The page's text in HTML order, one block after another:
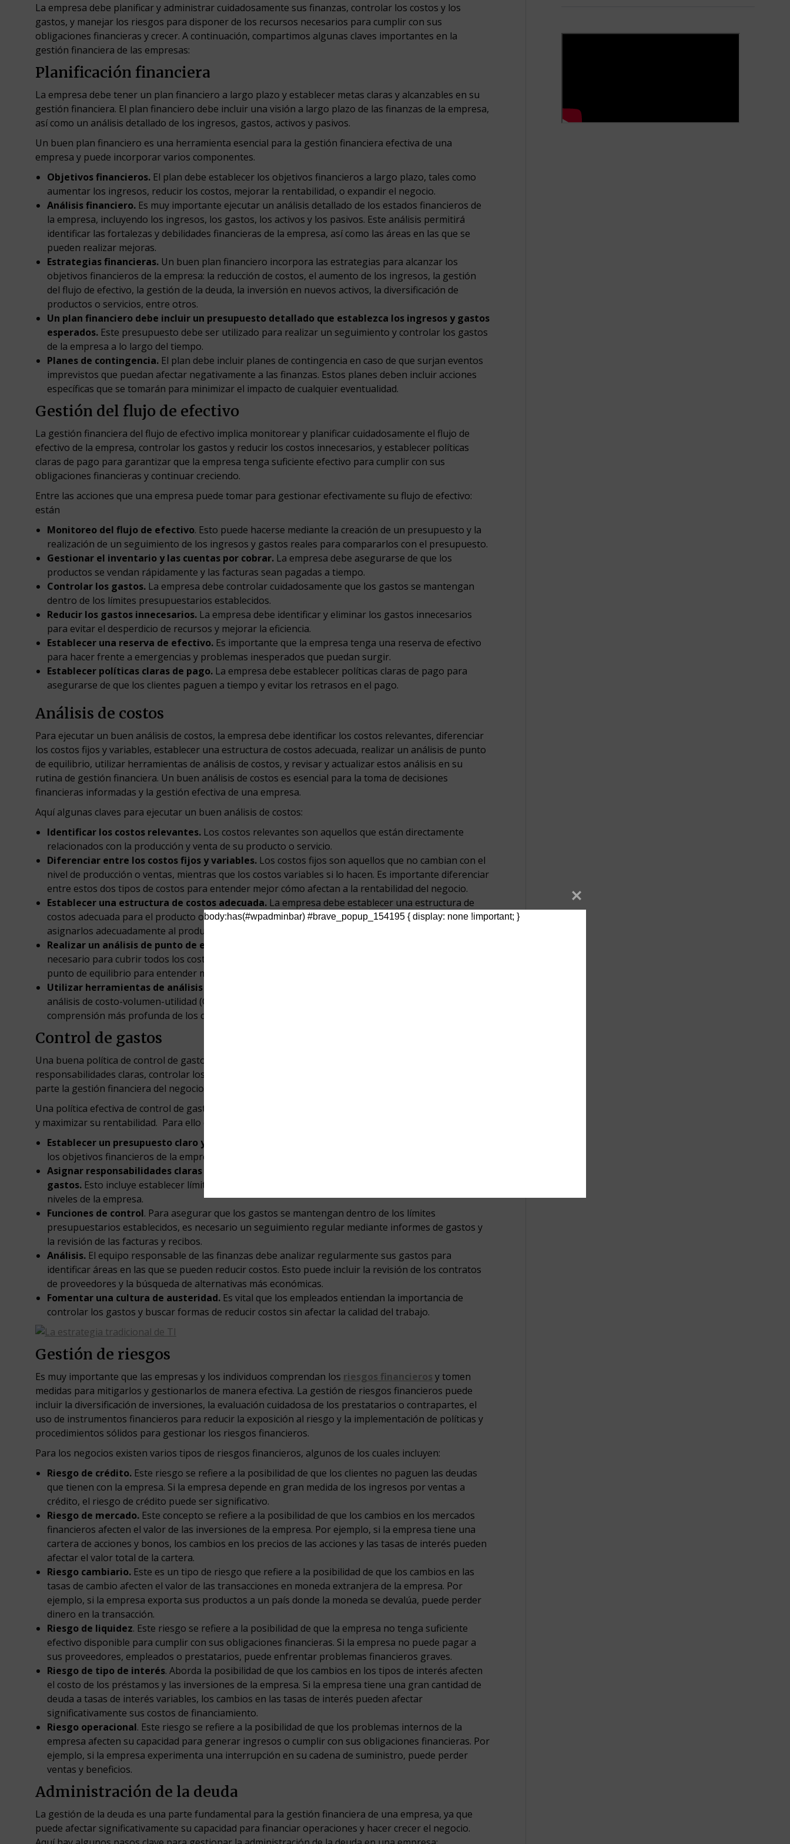
La empresa debe planificar y administrar cuidadosamente sus finanzas, controlar los costos y los
gastos, y manejar los riesgos para disponer de los recursos necesarios para cumplir con sus
obligaciones financieras y crecer. A continuación, compartimos algunas claves importantes en la
gestión financiera de las empresas:
Planificación financiera
La empresa debe tener un plan financiero a largo plazo y establecer metas claras y alcanzables en su
gestión financiera. El plan financiero debe incluir una visión a largo plazo de las finanzas de la empresa,
así como un análisis detallado de los ingresos, gastos, activos y pasivos.
Un buen plan financiero es una herramienta esencial para la gestión financiera efectiva de una
empresa y puede incorporar varios componentes.
Objetivos financieros. El plan debe establecer los objetivos financieros a largo plazo, tales como
aumentar los ingresos, reducir los costos, mejorar la rentabilidad, o expandir el negocio.
Análisis financiero. Es muy importante ejecutar un análisis detallado de los estados financieros de
la empresa, incluyendo los ingresos, los gastos, los activos y los pasivos. Este análisis permitirá
identificar las fortalezas y debilidades financieras de la empresa, así como las áreas en las que se
pueden realizar mejoras.
Estrategias financieras. Un buen plan financiero incorpora las estrategias para alcanzar los
objetivos financieros de la empresa: la reducción de costos, el aumento de los ingresos, la gestión
del flujo de efectivo, la gestión de la deuda, la inversión en nuevos activos, la diversificación de
productos o servicios, entre otros.
Un plan financiero debe incluir un presupuesto detallado que establezca los ingresos y gastos
esperados. Este presupuesto debe ser utilizado para realizar un seguimiento y controlar los gastos
de la empresa a lo largo del tiempo.
Planes de contingencia. El plan debe incluir planes de contingencia en caso de que surjan eventos
imprevistos que puedan afectar negativamente a las finanzas. Estos planes deben incluir acciones
específicas que se tomarán para minimizar el impacto de cualquier eventualidad.
Gestión del flujo de efectivo
La gestión financiera del flujo de efectivo implica monitorear y planificar cuidadosamente el flujo de
efectivo de la empresa, controlar los gastos y reducir los costos innecesarios, y establecer políticas
claras de pago para garantizar que la empresa tenga suficiente efectivo para cumplir con sus
obligaciones financieras y continuar creciendo.
Entre las acciones que una empresa puede tomar para gestionar efectivamente su flujo de efectivo:
están
Monitoreo del flujo de efectivo. Esto puede hacerse mediante la creación de un presupuesto y la
realización de un seguimiento de los ingresos y gastos reales para compararlos con el presupuesto.
Gestionar el inventario y las cuentas por cobrar. La empresa debe asegurarse de que los
productos se vendan rápidamente y las facturas sean pagadas a tiempo.
Controlar los gastos. La empresa debe controlar cuidadosamente que los gastos se mantengan
dentro de los límites presupuestarios establecidos.
Reducir los gastos innecesarios. La empresa debe identificar y eliminar los gastos innecesarios
para evitar el desperdicio de recursos y mejorar la eficiencia.
Establecer una reserva de efectivo. Es importante que la empresa tenga una reserva de efectivo
para hacer frente a emergencias y problemas inesperados que puedan surgir.
Establecer políticas claras de pago. La empresa debe establecer políticas claras de pago para
asegurarse de que los clientes paguen a tiempo y evitar los retrasos en el pago.
Análisis de costos
Para ejecutar un buen análisis de costos, la empresa debe identificar los costos relevantes, diferenciar
los costos fijos y variables, establecer una estructura de costos adecuada, realizar un análisis de punto
de equilibrio, utilizar herramientas de análisis de costos, y revisar y actualizar estos análisis en su
rutina de gestión financiera. Un buen análisis de costos es esencial para la toma de decisiones
financieras informadas y la gestión efectiva de una empresa.
Aquí algunas claves para ejecutar un buen análisis de costos:
Identificar los costos relevantes. Los costos relevantes son aquellos que están directamente
relacionados con la producción y venta de su producto o servicio.
Diferenciar entre los costos fijos y variables. Los costos fijos son aquellos que no cambian con el
nivel de producción o ventas, mientras que los costos variables si lo hacen. Es importante diferenciar
entre estos dos tipos de costos para entender mejor cómo afectan a la rentabilidad del negocio.
Establecer una estructura de costos adecuada. La empresa debe establecer una estructura de
costos adecuada para el producto o servicio. Esto implica identificar todos los costos relevantes y
asignarlos adecuadamente al producto o servicio.
Realizar un análisis de punto de equilibrio.
necesario para cubrir todos los costos y comenzar a generar ganancias. Es importante identificar el
punto de equilibrio para entender mejor la rentabilidad del producto o servicio.
Utilizar herramientas de análisis de costos
análisis de costo-volumen-utilidad (CVU), el análisis marginal, entre otros, para obtener una
comprensión más profunda de los costos y la rentabilidad del producto o servicio.
Control de gastos
Una buena política de control de gastos implica establecer un presupuesto realista, asignar
responsabilidades claras, controlar los gastos, analizarlos, fomentar una cultura de austeridad como
parte la gestión financiera del negocio.
Una política efectiva de control de gastos ayuda a la empresa a mantenerse financieramente saludable
y maximizar su rentabilidad. Para ello es muy relevante:
Establecer un presupuesto claro y realista.
los objetivos financieros de la empresa.
Asignar responsabilidades claras y definidas a los miembros del equipo para gestionar los
gastos. Esto incluye establecer límites de gastos y autoridad para ejecutarlos en los diferentes
niveles de la empresa.
Funciones de control. Para asegurar que los gastos se mantengan dentro de los límites
presupuestarios establecidos, es necesario un seguimiento regular mediante informes de gastos y
la revisión de las facturas y recibos.
Análisis. El equipo responsable de las finanzas debe analizar regularmente sus gastos para
identificar áreas en las que se pueden reducir costos. Esto puede incluir la revisión de los contratos
de proveedores y la búsqueda de alternativas más económicas.
Fomentar una cultura de austeridad. Es vital que los empleados entiendan la importancia de
controlar los gastos y buscar formas de reducir costos sin afectar la calidad del trabajo.
Gestión de riesgos
Es muy importante que las empresas y los individuos comprendan los riesgos financieros y tomen
medidas para mitigarlos y gestionarlos de manera efectiva. La gestión de riesgos financieros puede
incluir la diversificación de inversiones, la evaluación cuidadosa de los prestatarios o contrapartes, el
uso de instrumentos financieros para reducir la exposición al riesgo y la implementación de políticas y
procedimientos sólidos para gestionar los riesgos financieros.
Para los negocios existen varios tipos de riesgos financieros, algunos de los cuales incluyen:
Riesgo de crédito. Este riesgo se refiere a la posibilidad de que los clientes no paguen las deudas
que tienen con la empresa. Si la empresa depende en gran medida de los ingresos por ventas a
crédito, el riesgo de crédito puede ser significativo.
Riesgo de mercado. Este concepto se refiere a la posibilidad de que los cambios en los mercados
financieros afecten el valor de las inversiones de la empresa. Por ejemplo, si la empresa tiene una
cartera de acciones y bonos, los cambios en los precios de las acciones y las tasas de interés pueden
afectar el valor total de la cartera.
Riesgo cambiario. Este es un tipo de riesgo que refiere a la posibilidad de que los cambios en las
tasas de cambio afecten el valor de las transacciones en moneda extranjera de la empresa. Por
ejemplo, si la empresa exporta sus productos a un país donde la moneda se devalúa, puede perder
dinero en la transacción.
Riesgo de liquidez. Este riesgo se refiere a la posibilidad de que la empresa no tenga suficiente
efectivo disponible para cumplir con sus obligaciones financieras. Si la empresa no puede pagar a
sus proveedores, empleados o prestatarios, puede enfrentar problemas financieros graves.
Riesgo de tipo de interés. Aborda la posibilidad de que los cambios en los tipos de interés afecten
el costo de los préstamos y las inversiones de la empresa. Si la empresa tiene una gran cantidad de
deuda a tasas de interés variables, los cambios en las tasas de interés pueden afectar
significativamente sus costos de financiamiento.
Riesgo operacional. Este riesgo se refiere a la posibilidad de que los problemas internos de la
empresa afecten su capacidad para generar ingresos o cumplir con sus obligaciones financieras. Por
ejemplo, si la empresa experimenta una interrupción en su cadena de suministro, puede perder
ventas y beneficios.
Administración de la deuda
La gestión de la deuda es una parte fundamental para la gestión financiera de una empresa, ya que
puede afectar significativamente su capacidad para financiar operaciones y hacer crecer el negocio.
body:has(#wpadminbar) #brave_popup_154195 { display: none !important; }